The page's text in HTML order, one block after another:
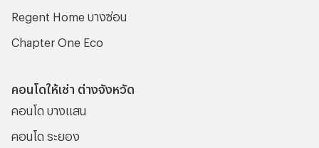
Regent Home บางซ่อน
Chapter One Eco
คอนโดให้เช่า ต่างจังหวัด
คอนโด บางแสน
คอนโด ระยอง